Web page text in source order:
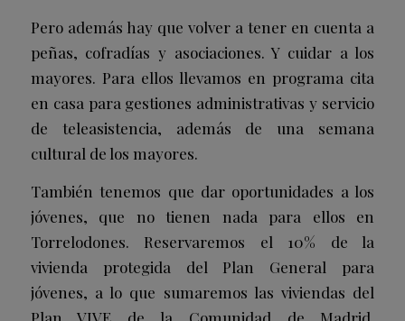
Pero además hay que volver a tener en cuenta a
peñas, cofradías y asociaciones. Y cuidar a los
mayores. Para ellos llevamos en programa cita
en casa para gestiones administrativas y servicio
de teleasistencia, además de una semana
cultural de los mayores.
También tenemos que dar oportunidades a los
jóvenes, que no tienen nada para ellos en
Torrelodones. Reservaremos el 10% de la
vivienda protegida del Plan General para
jóvenes, a lo que sumaremos las viviendas del